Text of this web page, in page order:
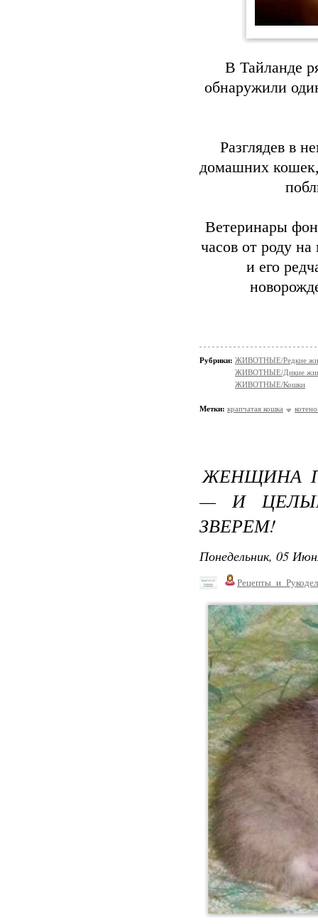
В Тайланде
обнаружили
Разглядев в
домашних
Ветеринары
часов от роду
и его
Рубрики: ЖИВОТНЫЕ/Редкие
ЖИВОТНЫЕ/Дикие
ЖИВОТНЫЕ/Кошки
Метки: крапчатая кошка
ЖЕНЩИНА
— И
ЗВЕРЕМ!
Понедельник, 05